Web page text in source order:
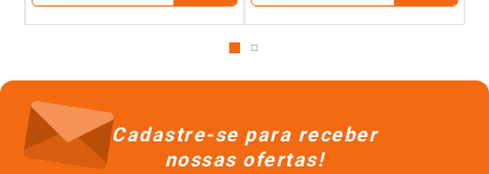
Cadastre-se para receber
nossas ofertas!